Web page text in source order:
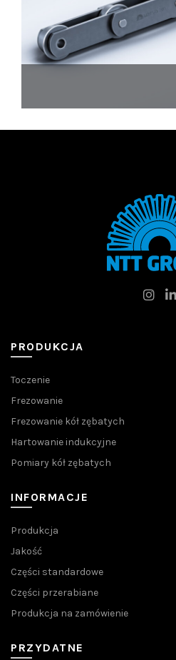
PRODUKCJA
Toczenie
Frezowanie
Frezowanie kół zębatych
Hartowanie indukcyjne
Pomiary kół zębatych
INFORMACJE
Produkcja
Jakość
Części standardowe
Części przerabiane
Produkcja na zamówienie
PRZYDATNE